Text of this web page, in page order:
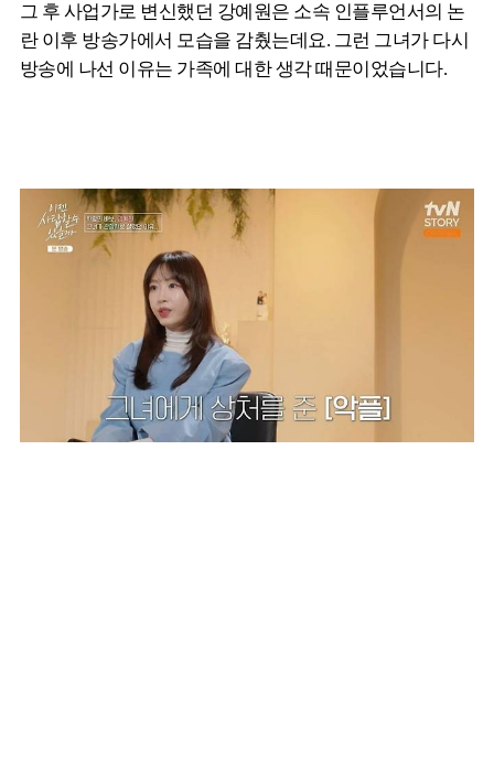
그 후 사업가로 변신했던 강예원은 소속 인플루언서의 논
란 이후 방송가에서 모습을 감췄는데요. 그런 그녀가 다시
방송에 나선 이유는 가족에 대한 생각 때문이었습니다.